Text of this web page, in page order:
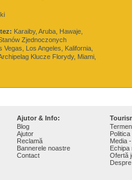
Karaiby, Aruba, Hawaje,
Zjednoczonych
Vegas, Los Angeles, Kalifornia,
Klucze Florydy, Miami,
Ajutor & Info:
Blog
Ajutor
Reclamă
Bannerele noastre
Contact
Media
Echipa
Ofertă